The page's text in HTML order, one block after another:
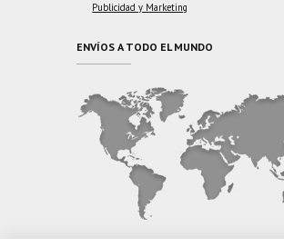
Publicidad y Marketing
ENVÍOS A TODO EL MUNDO